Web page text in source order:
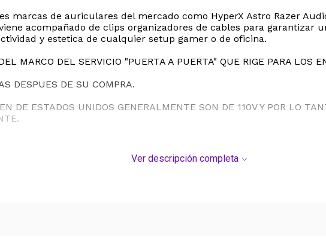
marcas de auriculares del mercado como HyperX Astro Razer
acompañado de clips organizadores de cables para garantizar
y estetica de cualquier setup gamer o de oficina.
MARCO DEL SERVICIO "PUERTA A PUERTA" QUE RIGE PARA LOS
DESPUES DE SU COMPRA.
DE ESTADOS UNIDOS GENERALMENTE SON DE 110V Y POR LO
Ver descripción completa